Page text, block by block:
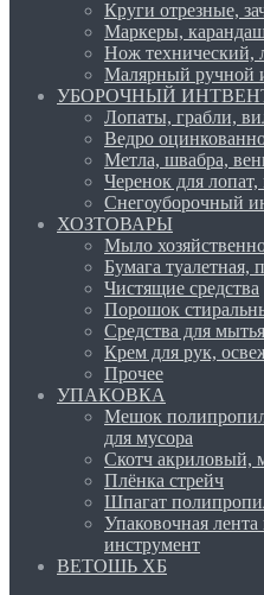
Круги отрезные,
Маркеры,
Нож технический,
Малярный ручной
УБОРОЧНЫЙ
Лопаты, грабли,
Ведро
Метла, швабра,
Черенок для лопат,
Снегоуборочный
ХОЗТОВАРЫ
Мыло
Бумага туалетная,
Чистящие средства
Порошок
Средства для
Крем для рук,
Прочее
УПАКОВКА
Мешок
для мусора
Скотч акриловый,
Плёнка стрейч
Шпагат
Упаковочная
инструмент
ВЕТОШЬ ХБ